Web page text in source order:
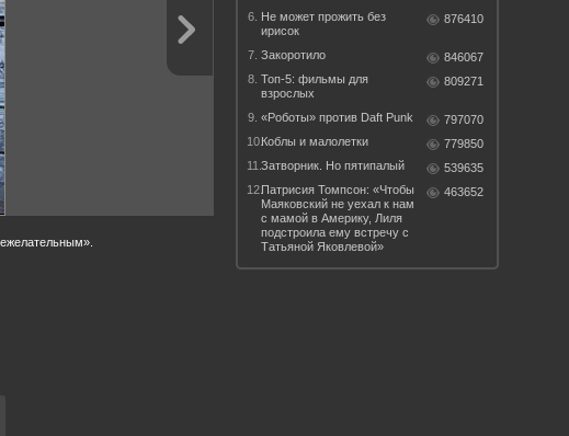
6. Не может прожить без
ирисок
876410
7. Закоротило
846067
8. Топ-5: фильмы для
взрослых
809271
9. «Роботы» против Daft Punk
797070
10.Коблы и малолетки
779850
11.Затворник. Но пятипалый
539635
12.Патрисия Томпсон: «Чтобы
Маяковский не уехал к нам
с мамой в Америку, Лиля
подстроила ему встречу с
Татьяной Яковлевой»
463652